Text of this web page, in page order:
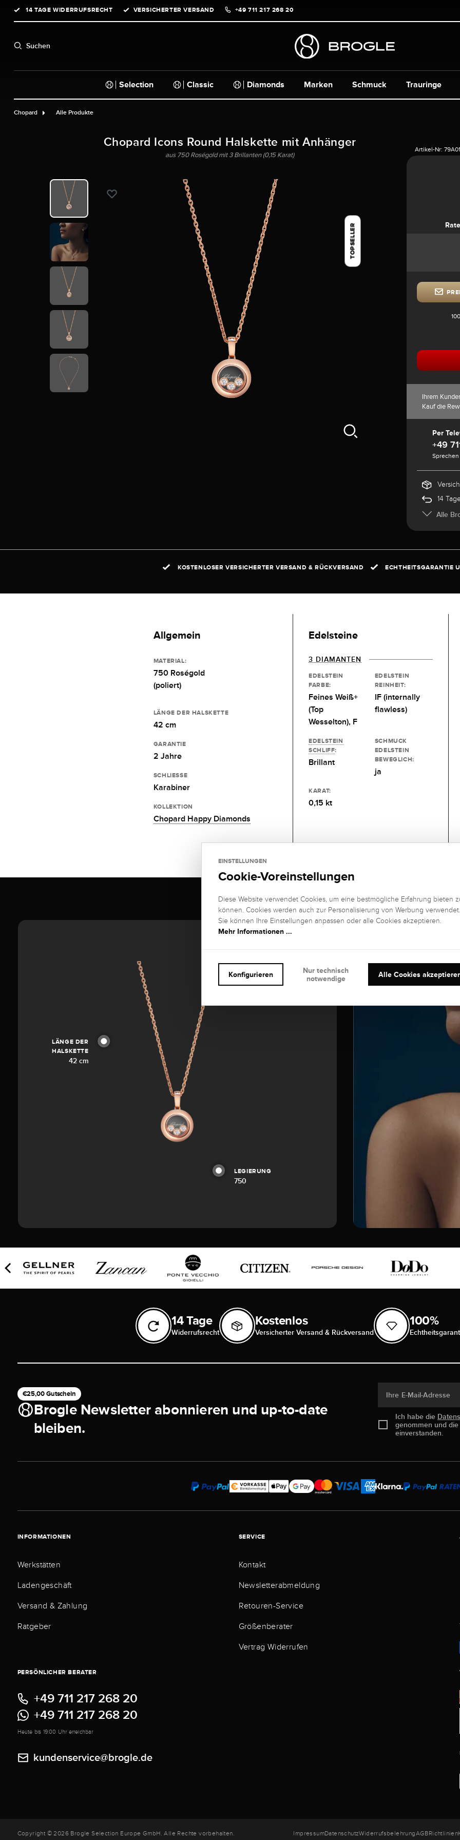
Zur Hauptnavigation springen
14 TAGE WIDERRUFSRECHT VERSICHERTER VERSAND +49 711 217 268 20
Suchen
Selection Classic Diamonds Marken Schmuck Trauringe
Chopard Alle Produkte
Chopard Icons Round Halskette mit Anhänger
aus 750 Roségold mit 3 Brillanten (0,15 Karat)
TOPSELLER
Artikel-Nr:
Ihrem
Kauf die
Per
+49
14
Alle
KOSTENLOSER VERSICHERTER VERSAND & RÜCKVERSAND ECHTHEITSGARANTIE
Allgemein
MATERIAL:
750 Roségold
(poliert)
LÄNGE DER HALSKETTE
42 cm
GARANTIE
2 Jahre
SCHLIESSE
Karabiner
KOLLEKTION
Chopard Happy Diamonds
Edelsteine
3 DIAMANTEN
EDELSTEIN
FARBE:
Feines Weiß+
(Top
Wesselton), F
EDELSTEIN
REINHEIT:
IF (internally
flawless)
EDELSTEIN
SCHLIFF:
Brillant
SCHMUCK
EDELSTEIN
BEWEGLICH:
ja
KARAT:
0,15 kt
LÄNGE DER
HALSKETTE
42 cm
LEGIERUNG
750
14 Tage
Widerrufsrecht
Kostenlos
Versicherter Versand & Rückversand
100%
€25,00 Gutschein
Brogle Newsletter abonnieren und up-to-date
bleiben.
Ihre E-Mail-Adresse
Ich habe die
genommen und die
einverstanden.
INFORMATIONEN
Werkstätten
Ladengeschäft
Versand & Zahlung
Ratgeber
SERVICE
Kontakt
Newsletterabmeldung
Retouren-Service
Größenberater
Vertrag Widerrufen
PERSÖNLICHER BERATER
+49 711 217 268 20
+49 711 217 268 20
Heute bis 19:00 Uhr erreichbar
kundenservice@brogle.de
Copyright © 2026 Brogle Selection Europe GmbH. Alle Rechte vorbehalten. ImpressumDatenschutzWiderrufsbelehrungAGBRichtlinien
EINSTELLUNGEN
Cookie-Voreinstellungen
Diese Website verwendet Cookies, um eine bestmögliche Erfahrung bieten
können. Cookies werden auch zur Personalisierung von Werbung verwendet.
Sie können Ihre Einstellungen anpassen oder alle Cookies akzeptieren.
Mehr Informationen ...
Alle Cookies
Konfigurieren
Nur technisch
notwendige